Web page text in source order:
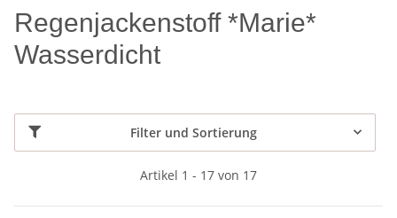
Regenjackenstoff *Marie*
Wasserdicht
Filter und Sortierung
Artikel 1 - 17 von 17